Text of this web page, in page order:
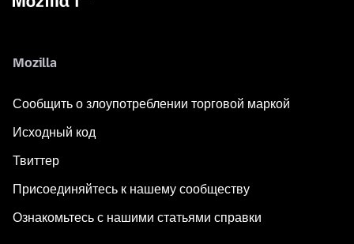
Mozilla
Сообщить о злоупотреблении торговой маркой
Исходный код
Твиттер
Присоединяйтесь к нашему сообществу
Ознакомьтесь с нашими статьями справки